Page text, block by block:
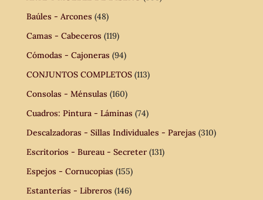
Baúles - Arcones (48)
Camas - Cabeceros (119)
Cómodas - Cajoneras (94)
CONJUNTOS COMPLETOS (113)
Consolas - Ménsulas (160)
Cuadros: Pintura - Láminas (74)
Descalzadoras - Sillas Individuales - Parejas (310)
Escritorios - Bureau - Secreter (131)
Espejos - Cornucopias (155)
Estanterías - Libreros (146)